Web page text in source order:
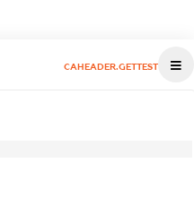
CAHEADER.GETTEST